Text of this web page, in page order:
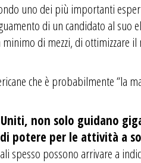
uno dei più importanti
di un candidato al
di mezzi, di ottimizzare
che è probabilmente “la
non solo guidano
potere per le attività a
spesso possono arrivare a